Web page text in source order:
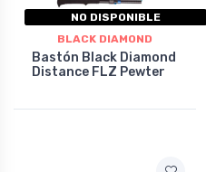
NO DISPONIBLE
BLACK DIAMOND
Bastón Black Diamond
Distance FLZ Pewter